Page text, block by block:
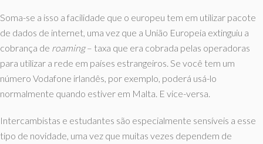
Soma-se a isso a facilidade que o europeu tem em utilizar pacote
de dados de internet, uma vez que a União Europeia extinguiu a
cobrança de roaming– taxa que era cobrada pelas operadoras
para utilizar a rede em países estrangeiros. Se você tem um
número Vodafone irlandês, por exemplo, poderá usá-lo
normalmente quando estiver em Malta. E vice-versa.
Intercambistas e estudantes são especialmente sensíveis a esse
tipo de novidade, uma vez que muitas vezes dependem de